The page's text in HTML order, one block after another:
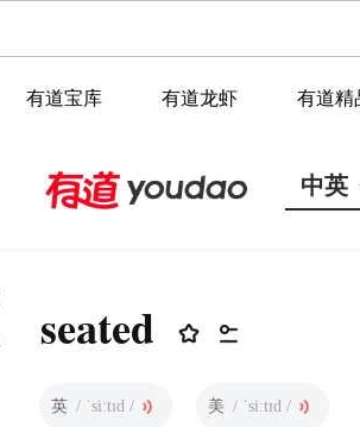
有道宝库 有道龙虾 有道精
中英
seated
英 / ˈsiːtɪd / 美 / ˈsiːtɪd /